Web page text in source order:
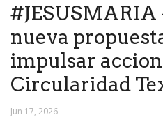
#JESUSMARIA
nueva
impulsar
Circularidad
Jun 17, 2026